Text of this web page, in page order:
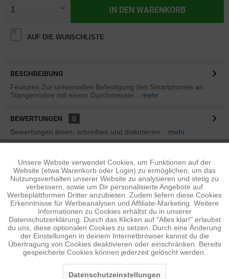
IN DEN WARENKORB
AUF DIE WUNSCHLISTE
BESCHREIBUNG
Features Zur universellen Befestigung des Smartphones an
Stangenrohre mit einem Durchmesser...
mehr
BEWERTUNGEN
0
Bewertungen lesen, schreiben und diskutieren...
mehr
Folgende Infos zum Hersteller sind verfübar......mehr
ÄHNLICHE ARTIKEL
Diese Artikel sind dem Produkt ähnlich ...mehr
Persönliche Empfehlungen
Funktionale Aktiv
Tracking Inaktiv
Personalisierung Inaktiv
Service Inaktiv
Unsere Website verwendet Cookies, um Funktionen auf der
Website (etwa Warenkorb oder Login) zu ermöglichen, um das
Nutzungsverhalten unserer Website zu analysieren und stetig zu
verbessern, sowie um Dir personalisierte Angebote auf
Werbeplattformen Dritter anzubieten. Zudem liefern diese Cookies
Erkenntnisse für Werbeanalysen und Affiliate-Marketing. Weitere
Informationen zu Cookies erhältst du in unserer
Datenschutzerklärung. Durch das Klicken auf "Alles klar!" erlaubst
du uns, diese optionalen Cookies zu setzen. Durch eine Änderung
der Einstellungen in deinem Internetbrowser kannst du die
Übertragung von Cookies deaktivieren oder einschränken. Bereits
gespeicherte Cookies können jederzeit gelöscht werden.
Datenschutzeinstellungen